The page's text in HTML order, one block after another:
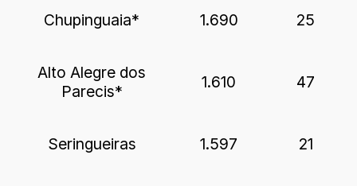
Chupinguaia* 1.690 25
Alto Alegre dos
Parecis*
1.610 47
Seringueiras 1.597 21